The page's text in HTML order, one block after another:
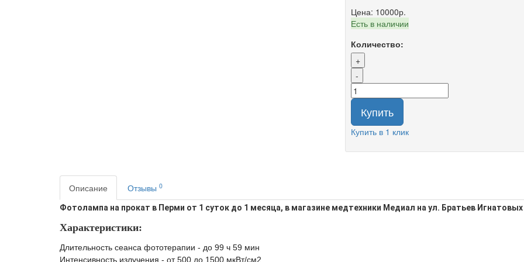
Цена: 10000р.
Есть в наличии
Количество:
+
-
Купить
Купить в 1 клик
Описание Отзывы 0
Фотолампа на прокат в Перми от 1 суток до 1 месяца, в магазине медтехники Медиал на ул. Братьев
Характеристики:
Длительность сеанса фототерапии - до 99 ч 59 мин
Интенсивность излучения - от 500 до 1500 мкВт/см2